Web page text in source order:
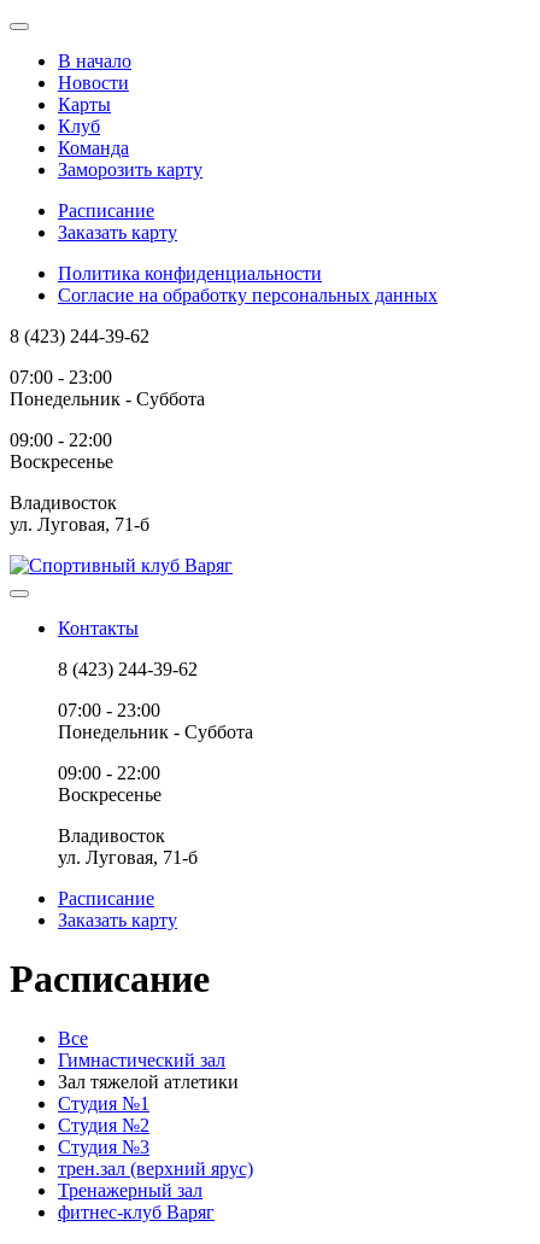
В начало
Новости
Карты
Клуб
Команда
Заморозить карту
Расписание
Заказать карту
Политика конфиденциальности
Согласие на обработку персональных данных
8 (423) 244-39-62
07:00 - 23:00
Понедельник - Суббота
09:00 - 22:00
Воскресенье
Владивосток
ул. Луговая, 71-б
Контакты
8 (423) 244-39-62
07:00 - 23:00
Понедельник - Суббота
09:00 - 22:00
Воскресенье
Владивосток
ул. Луговая, 71-б
Расписание
Заказать карту
Расписание
Все
Гимнастический зал
Зал тяжелой атлетики
Студия №1
Студия №2
Студия №3
трен.зал (верхний ярус)
Тренажерный зал
фитнес-клуб Варяг